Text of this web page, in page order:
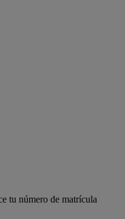
tu número de matrícula